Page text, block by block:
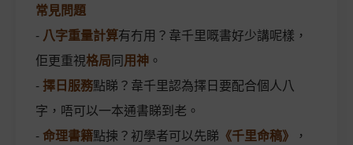
常見問題
- 八字重量計算有冇用？韋千里嘅書好少講呢樣，
佢更重視格局同用神 。
- 擇日服務點睇？韋千里認為擇日要配合個人八
字，唔可以一本通書睇到老。
- 命理書籍點揀？初學者可以先睇 《千里命稿》
，